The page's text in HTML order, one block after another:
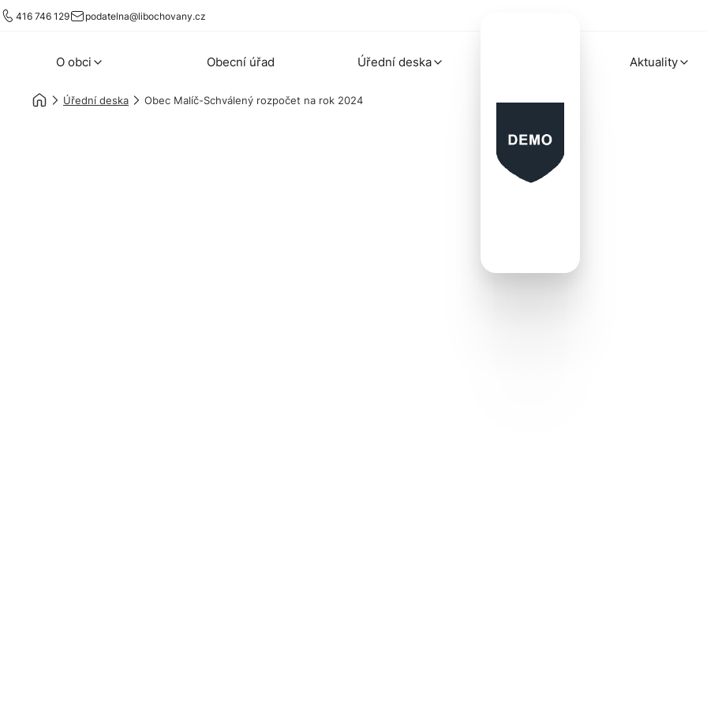
416 746 129 podatelna@libochovany.cz
O obci Obecní úřad Úřední deska Aktuality
Úřední deska Obec Malíč-Schválený rozpočet na rok 2024